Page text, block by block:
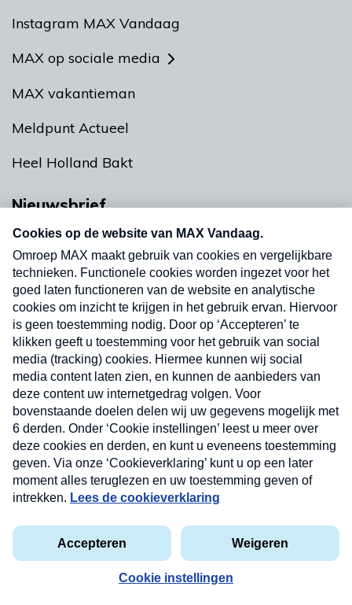
Instagram MAX Vandaag
MAX op sociale media
MAX vakantieman
Meldpunt Actueel
Heel Holland Bakt
Nieuwsbrief
Neem hier een gratis abonnement op onze
nieuwsbrief. Elke vrijdag- en dinsdagochtend in
uw mailbox.
Verzend
Algemene voorwaarden
Privacyverklaring
Cookieverklaring
Kwetsbaarheid melden
Nieuwsbrief
Neem hier een gratis abonnement op onze
nieuwsbrief. Elke vrijdag- en dinsdagochtend in uw